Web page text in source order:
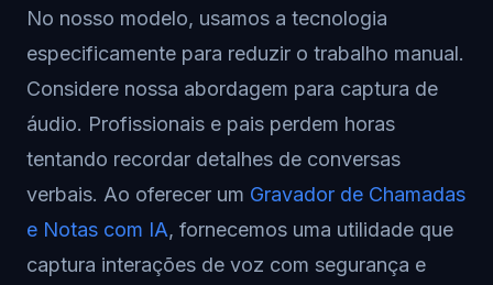
No nosso modelo, usamos a tecnologia
especificamente para reduzir o trabalho manual.
Considere nossa abordagem para captura de
áudio. Profissionais e pais perdem horas
tentando recordar detalhes de conversas
verbais. Ao oferecer um Gravador de Chamadas
e Notas com IA, fornecemos uma utilidade que
captura interações de voz com segurança e